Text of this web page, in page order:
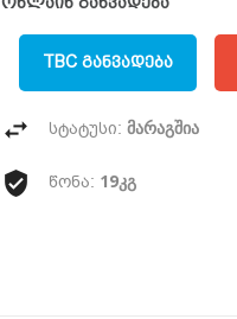
TBC ᲒᲐᲜᲕᲐᲓᲔᲑᲐ
სტატუსი: მარაგშია
წონა: 19კგ